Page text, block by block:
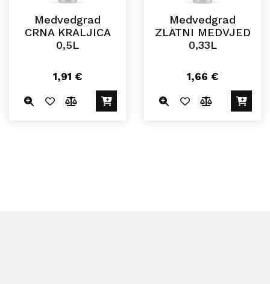
Medvedgrad
CRNA KRALJICA
0,5L
1,91 €
Medvedgrad
ZLATNI MEDVJED
0,33L
1,66 €